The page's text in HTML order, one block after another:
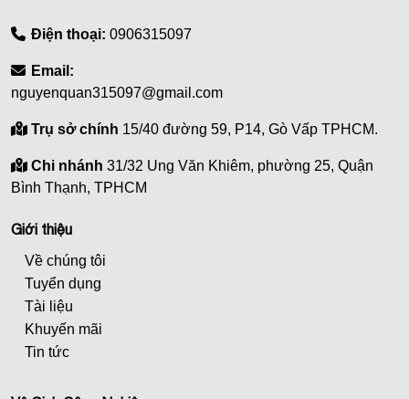
Điện thoại: 0906315097
Email:
nguyenquan315097@gmail.com
Trụ sở chính 15/40 đường 59, P14, Gò Vấp TPHCM.
Chi nhánh 31/32 Ung Văn Khiêm, phường 25, Quận
Bình Thạnh, TPHCM
Giới thiệu
Về chúng tôi
Tuyển dụng
Tài liệu
Khuyến mãi
Tin tức